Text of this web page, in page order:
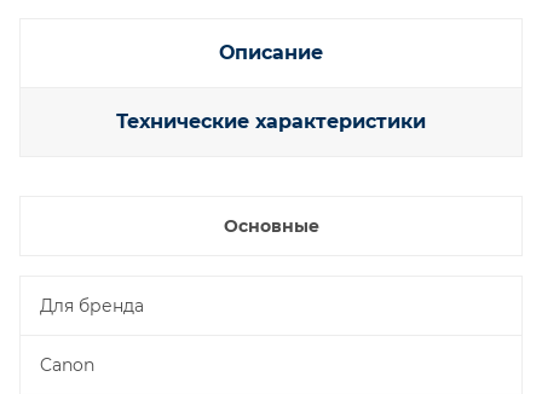
Описание
Технические характеристики
Основные
Для бренда
Canon